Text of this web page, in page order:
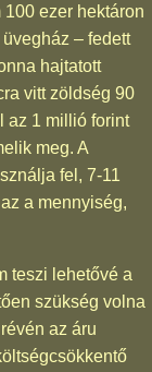
ezer hektáron
– fedett
hajtatott
vitt zöldség 90
az 1 millió forint
meg. A
fel, 7-11
a mennyiség,
teszi lehetővé a
szükség volna
az áru